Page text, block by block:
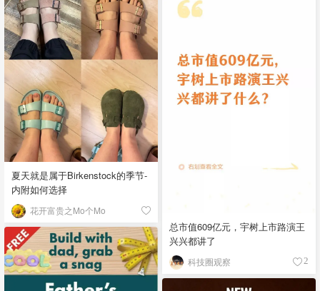
夏天就是属于Birkenstock的季节-
内附如何选择
花开富贵之Mo个Mo
总市值609亿元，宇树上市路演王
兴兴都讲了
科技圈观察 2